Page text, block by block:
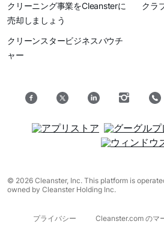
クリーニング事業をCleansterに
売却しましょう
クリーンスタービジネスバウチ
ャー
クラ
© 2026 Cleanster, Inc. This platform is
owned by Cleanster Holding Inc.
プライバシー Cleanster.com のマ